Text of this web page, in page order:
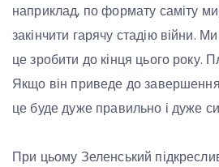
наприклад, по формату саміту
закінчити гарячу стадію війни.
це зробити до кінця цього року.
Якщо він приведе до завершення
це буде дуже правильно і дуже
При цьому Зеленський